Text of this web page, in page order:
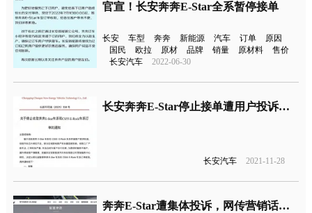
官宣！长安奔奔E-Star全系暂停接单
长安 车型 奔奔 新能源 汽车 订单
原因
国民
欧拉 原材 品牌 销量 原材料
售价
长安汽车
2022-06-30
长安奔奔E-Star停止接单遭用户投诉，官方回应
长安汽车 2021-11-28
奔奔E-Star遭集体投诉，网传营销话术文件曝光